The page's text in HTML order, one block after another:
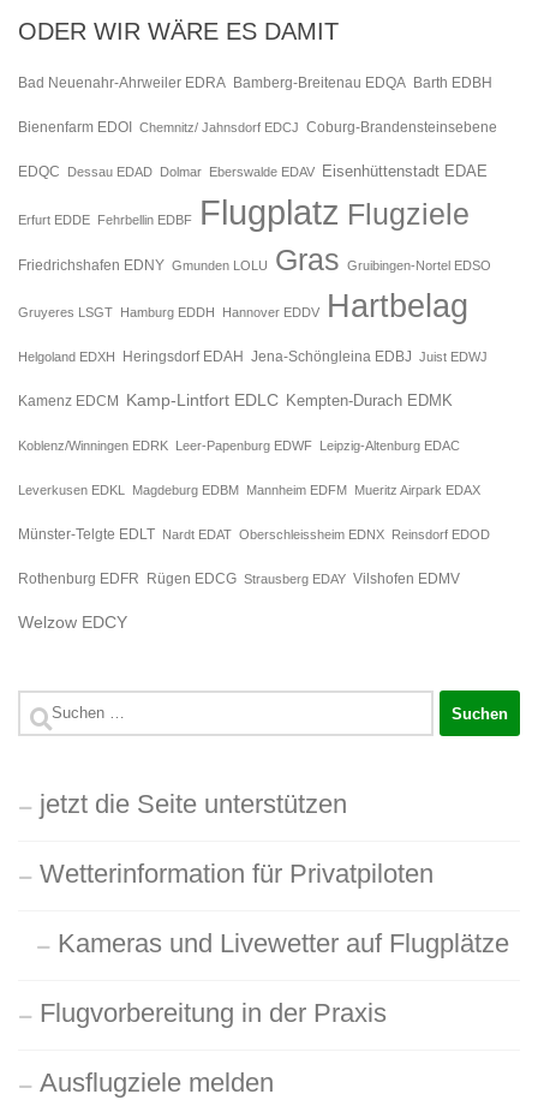
ODER WIR WÄRE ES DAMIT
Bad Neuenahr-Ahrweiler EDRA Bamberg-Breitenau EDQA Barth EDBH
Bienenfarm EDOI Chemnitz/ Jahnsdorf EDCJ Coburg-Brandensteinsebene
EDQC Dessau EDAD Dolmar Eberswalde EDAV Eisenhüttenstadt EDAE
Erfurt EDDE Fehrbellin EDBF Flugplatz Flugziele
Friedrichshafen EDNY Gmunden LOLU Gras Gruibingen-Nortel EDSO
Gruyeres LSGT Hamburg EDDH Hannover EDDV Hartbelag
Helgoland EDXH Heringsdorf EDAH Jena-Schöngleina EDBJ Juist EDWJ
Kamenz EDCM Kamp-Lintfort EDLC Kempten-Durach EDMK
Koblenz/Winningen EDRK Leer-Papenburg EDWF Leipzig-Altenburg EDAC
Leverkusen EDKL Magdeburg EDBM Mannheim EDFM Mueritz Airpark EDAX
Münster-Telgte EDLT Nardt EDAT Oberschleissheim EDNX Reinsdorf EDOD
Rothenburg EDFR Rügen EDCG Strausberg EDAY Vilshofen EDMV
Welzow EDCY
Suchen
jetzt die Seite unterstützen
Wetterinformation für Privatpiloten
Kameras und Livewetter auf Flugplätze
Flugvorbereitung in der Praxis
Ausflugziele melden